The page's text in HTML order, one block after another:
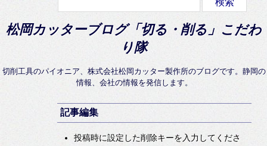
松岡カッターブログ「切る・削る」こだわ
り隊
切削工具のパイオニア、株式会社松岡カッター製作所のブログです。静岡の
情報、会社の情報を発信します。
記事編集
投稿時に設定した削除キーを入力してくださ